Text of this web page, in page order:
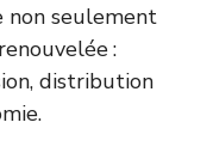
non seulement
:
distribution